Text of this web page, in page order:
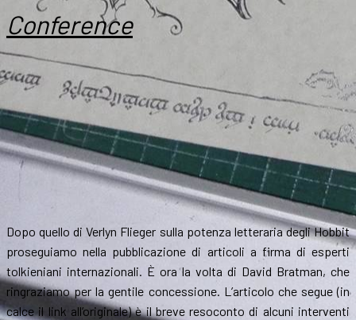
Conference
Dopo quello di Verlyn Flieger sulla potenza letteraria degli Hobbit
proseguiamo nella pubblicazione di articoli a firma di esperti
tolkieniani internazionali. È ora la volta di David Bratman, che
ringraziamo per la gentile concessione. L’articolo che segue (in
calce il link all’originale) è il breve resoconto di alcuni interventi